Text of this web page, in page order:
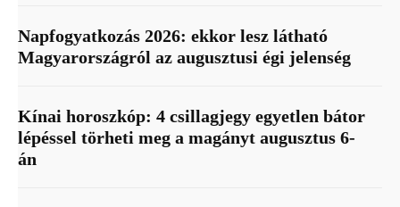
Napfogyatkozás 2026: ekkor lesz látható
Magyarországról az augusztusi égi jelenség
Kínai horoszkóp: 4 csillagjegy egyetlen bátor
lépéssel törheti meg a magányt augusztus 6-
án